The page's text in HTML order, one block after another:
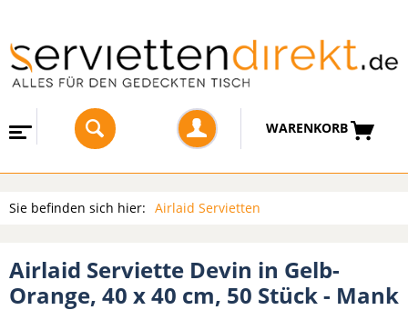
WARENKORB
Sie befinden sich hier: Airlaid Servietten
Airlaid Serviette Devin in Gelb-
Orange, 40 x 40 cm, 50 Stück - Mank